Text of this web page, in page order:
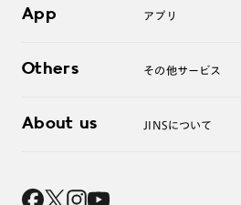
よくあるご質問
お問い合わせ
App アプリ
Others その他サービス
レンズ交換
About us JINSについて